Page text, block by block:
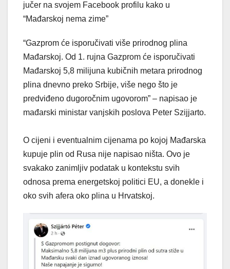
jučer na svojem Facebook profilu kako u
“Mađarskoj nema zime”
“Gazprom će isporučivati više prirodnog plina
Mađarskoj. Od 1. rujna Gazprom će isporučivati
Mađarskoj 5,8 milijuna kubičnih metara prirodnog
plina dnevno preko Srbije, više nego što je
predviđeno dugoročnim ugovorom” – napisao je
mađarski ministar vanjskih poslova Peter Szijjarto.
O cijeni i eventualnim cijenama po kojoj Mađarska
kupuje plin od Rusa nije napisao ništa. Ovo je
svakako zanimljiv podatak u kontekstu svih
odnosa prema energetskoj politici EU, a donekle i
oko svih afera oko plina u Hrvatskoj.